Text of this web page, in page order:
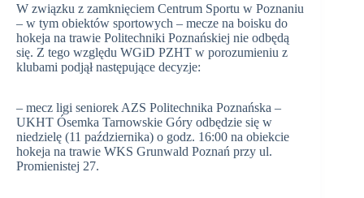
W związku z zamknięciem Centrum Sportu w Poznaniu
– w tym obiektów sportowych – mecze na boisku do
hokeja na trawie Politechniki Poznańskiej nie odbędą
się. Z tego względu WGiD PZHT w porozumieniu z
klubami podjął następujące decyzje:
– mecz ligi seniorek AZS Politechnika Poznańska –
UKHT Ósemka Tarnowskie Góry odbędzie się w
niedzielę (11 października) o godz. 16:00 na obiekcie
hokeja na trawie WKS Grunwald Poznań przy ul.
Promienistej 27.